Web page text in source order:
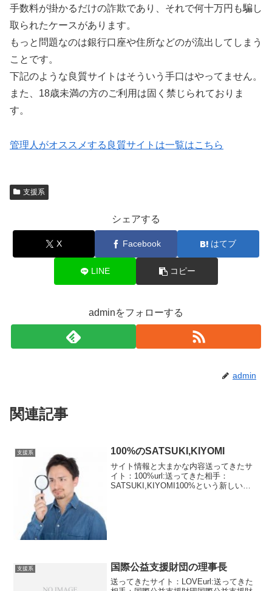
手数料が掛かるだけの詐欺であり、それで何十万円も騙し
取られたケースがあります。
もっと問題なのは銀行口座や住所などのが流出してしまう
ことです。
下記のような良質サイトはそういう手口はやってません。
また、18歳未満の方のご利用は固く禁じられておりま
す。
管理人がオススメする良質サイトは一覧はこちら
支援系
シェアする
X Facebook はてブ
LINE コピー
adminをフォローする
admin
関連記事
支援系 100%のSATSUKI,KIYOMI
サイト情報と大まかな内容送ってきたサ
イト：100%url:送ってきた相手：
SATSUKI,KIYOMI100%という新しいサ
支援系 国際公益支援財団の理事長
送ってきたサイト：LOVEurl:送ってきた